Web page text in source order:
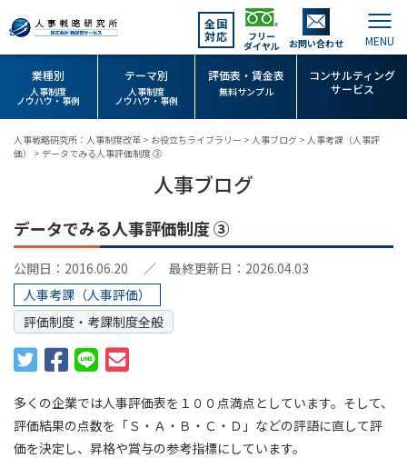
全国
対応
フリー
ダイヤル お問い合わせ
業種別
人事制度
ノウハウ・事例
テーマ別
人事制度
ノウハウ・事例
評価表・賃金表
無料サンプル
コンサルティング
サービス
人事戦略研究所：人事制度改革 > お役立ちライブラリー > 人事ブログ > 人事考課（人事評
価）
> データでみる人事評価制度 ③
人事ブログ
データでみる人事評価制度 ③
公開日：2016.06.20
／ 最終更新日：2026.04.03
人事考課（人事評価）
評価制度・考課制度全般
多くの企業では人事評価表を１００点満点としています。そして、
評価結果の点数を「Ｓ・Ａ・Ｂ・Ｃ・Ｄ」などの評語に直して評
価を決定し、昇格や賞与の参考指標にしています。